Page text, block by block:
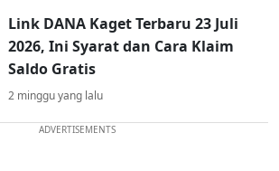
Link DANA Kaget Terbaru 23 Juli
2026, Ini Syarat dan Cara Klaim
Saldo Gratis
2 minggu yang lalu
ADVERTISEMENTS